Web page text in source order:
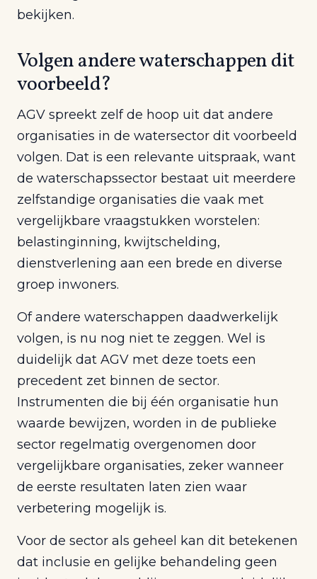
bekijken.
Volgen andere waterschappen dit
voorbeeld?
AGV spreekt zelf de hoop uit dat andere
organisaties in de watersector dit voorbeeld
volgen. Dat is een relevante uitspraak, want
de waterschapssector bestaat uit meerdere
zelfstandige organisaties die vaak met
vergelijkbare vraagstukken worstelen:
belastinginning, kwijtschelding,
dienstverlening aan een brede en diverse
groep inwoners.
Of andere waterschappen daadwerkelijk
volgen, is nu nog niet te zeggen. Wel is
duidelijk dat AGV met deze toets een
precedent zet binnen de sector.
Instrumenten die bij één organisatie hun
waarde bewijzen, worden in de publieke
sector regelmatig overgenomen door
vergelijkbare organisaties, zeker wanneer
de eerste resultaten laten zien waar
verbetering mogelijk is.
Voor de sector als geheel kan dit betekenen
dat inclusie en gelijke behandeling geen